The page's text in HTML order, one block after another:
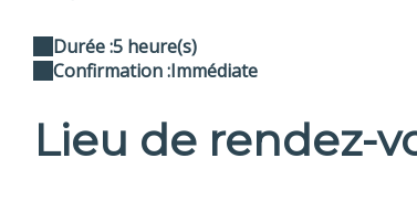
Durée :5 heure(s)
Confirmation :Immédiate
Lieu de rendez-